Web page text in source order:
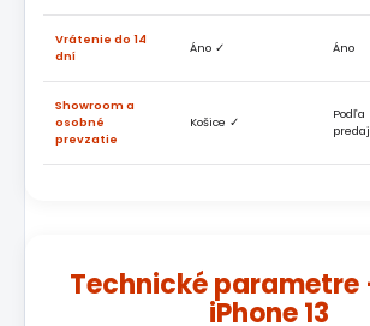
Vrátenie do 14
dní
Áno ✓ Áno
Showroom a
osobné
prevzatie
Košice ✓
Podľa
Technické parametre
iPhone 13